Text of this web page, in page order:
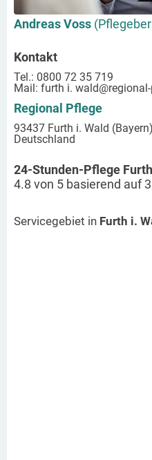
Andreas Voss
Kontakt
Tel.: 0800 72 35 719
Mail: furth i. wald
Regional Pflege
93437 Furth i. Wald (Bayern)
Deutschland
24-Stunden-Pflege
4.8 von 5 basierend auf
Servicegebiet in Furth i.